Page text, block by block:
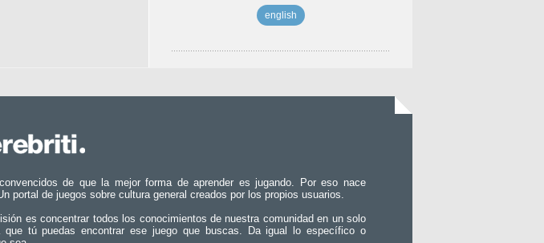
english
de que la mejor forma de aprender es jugando. Por eso nace
portal de juegos sobre cultura general creados por los propios usuarios.
es concentrar todos los conocimientos de nuestra comunidad en un solo
que tú puedas encontrar ese juego que buscas. Da igual lo específico o